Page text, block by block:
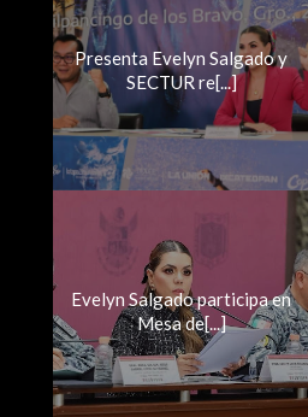
Presenta Evelyn Salgado y
SECTUR re[...]
Evelyn Salgado participa en
Mesa de[...]